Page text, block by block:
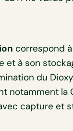
correspond
et à son
du
notamment la
capture et